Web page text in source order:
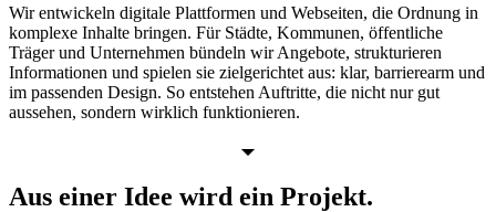
Wir entwickeln digitale Plattformen und Webseiten, die Ordnung in
komplexe Inhalte bringen. Für Städte, Kommunen, öffentliche
Träger und Unternehmen bündeln wir Angebote, strukturieren
Informationen und spielen sie zielgerichtet aus: klar, barrierearm und
im passenden Design. So entstehen Auftritte, die nicht nur gut
aussehen, sondern wirklich funktionieren.
Aus einer Idee wird ein Projekt.